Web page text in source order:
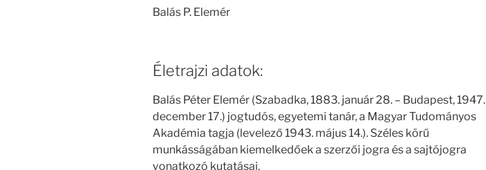
Balás P. Elemér
Életrajzi adatok:
Balás Péter Elemér (Szabadka, 1883. január 28. – Budapest, 1947.
december 17.) jogtudós, egyetemi tanár, a Magyar Tudományos
Akadémia tagja (levelező 1943. május 14.). Széles körű
munkásságában kiemelkedőek a szerzői jogra és a sajtójogra
vonatkozó kutatásai.